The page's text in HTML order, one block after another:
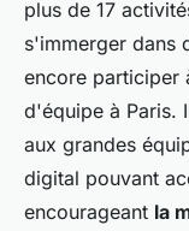
plus de 17
s'immerger dans
encore participer
d'équipe à Paris.
aux grandes
digital pouvant
encourageant la